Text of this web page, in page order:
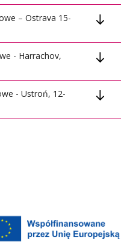
– Ostrava 15-
- Harrachov,
- Ustroń, 12-